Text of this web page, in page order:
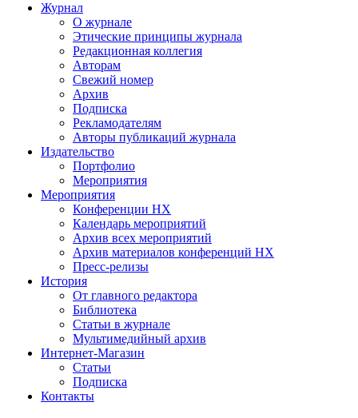
Журнал
О журнале
Этические принципы журнала
Редакционная коллегия
Авторам
Свежий номер
Архив
Подписка
Рекламодателям
Авторы публикаций журнала
Издательство
Портфолио
Мероприятия
Мероприятия
Конференции НХ
Календарь мероприятий
Архив всех мероприятий
Архив материалов конференций НХ
Пресс-релизы
История
От главного редактора
Библиотека
Статьи в журнале
Мультимедийный архив
Интернет-Магазин
Статьи
Подписка
Контакты